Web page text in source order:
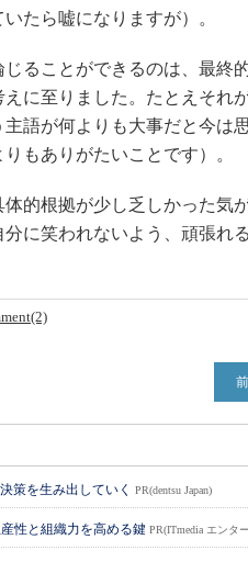
たら嘘になりますが）。
ることができるのは、最終
に至りました。たとえそれ
語が何よりも大事だと今は
もありがたいことです）。
的根拠が少し乏しかった気
に笑われないよう、頑張れ
策を生み出していく PR(dentsu Japan)
性と組織力を高める鍵 PR(ITmedia エンタ